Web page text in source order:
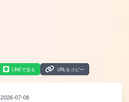
LINEで送る URLをコピー
2026-07-08